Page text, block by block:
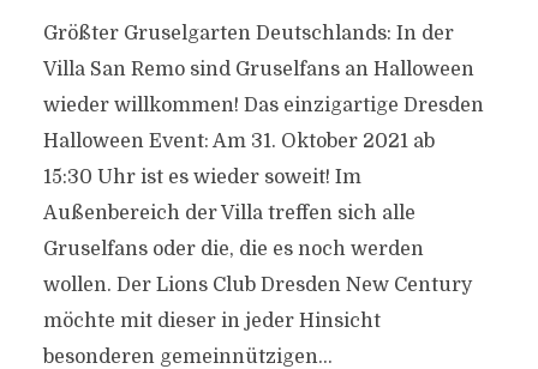
Größter Gruselgarten Deutschlands: In der
Villa San Remo sind Gruselfans an Halloween
wieder willkommen! Das einzigartige Dresden
Halloween Event: Am 31. Oktober 2021 ab
15:30 Uhr ist es wieder soweit! Im
Außenbereich der Villa treffen sich alle
Gruselfans oder die, die es noch werden
wollen. Der Lions Club Dresden New Century
möchte mit dieser in jeder Hinsicht
besonderen gemeinnützigen...